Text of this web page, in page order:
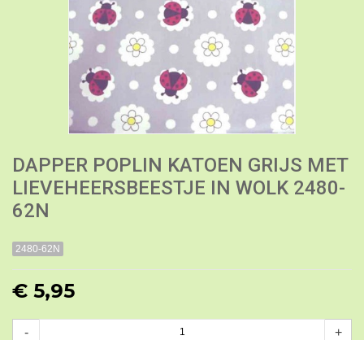
DAPPER POPLIN KATOEN GRIJS MET
LIEVEHEERSBEESTJE IN WOLK 2480-
62N
2480-62N
€ 5,95
- +